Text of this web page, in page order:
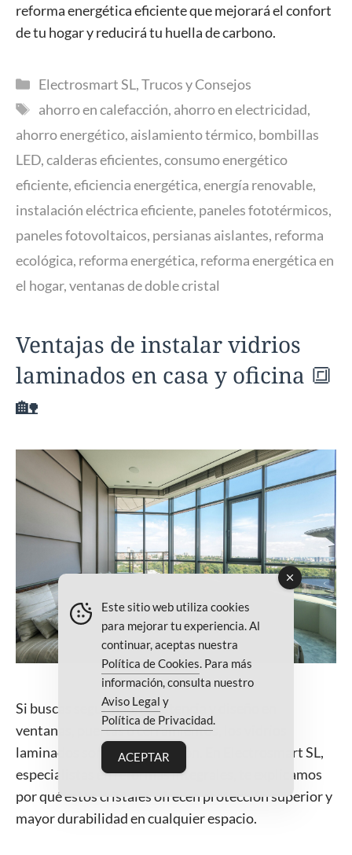
reforma energética eficiente que mejorará el confort
de tu hogar y reducirá tu huella de carbono.
Categorías
Electrosmart SL,Trucos y Consejos
Etiquetas
ahorro en calefacción, ahorro en electricidad,
ahorro energético, aislamiento térmico, bombillas
LED,calderas eficientes,consumo energético
eficiente,eficiencia energética,energía renovable,
instalación eléctrica eficiente, paneles fototérmicos,
paneles fotovoltaicos, persianas aislantes, reforma
ecológica, reforma energética, reforma energética en
el hogar,ventanas de doble cristal
Ventajas de instalar vidrios
laminados en casa y oficina 🔳
🏡
Si buscas seguridad, resistencia y diseño en
ventanas, puertas o cerramientos, los vidrios
laminados son la mejor opción. En Electrosmart SL,
especialistas en reformas integrales, te explicamos
por qué estos cristales ofrecen protección superior y
mayor durabilidad en cualquier espacio.
Este sitio web utiliza cookies
para mejorar tu experiencia. Al
continuar, aceptas nuestra
Política de Cookies . Para más
información, consulta nuestro
Aviso Legal y
Política de Privacidad
ACEPTAR